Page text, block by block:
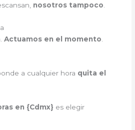
nosotros tampoco
Actuamos en el momento
a cualquier hora quita el
en {Cdmx} es elegir